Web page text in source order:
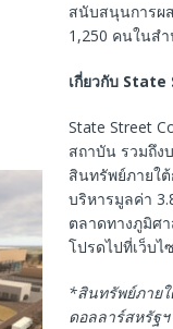
สนับสนุนการผ
1,250 คนในส
เกี่ยวกับState
State Street
สถาบัน รวมถึง
สินทรัพย์ภายใ
บริหารมูลค่า
ตลาดทางภูมิศ
โปรดไปที่เว็บไ
*สินทรัพย์ภาย
ดอลลาร์สหรัฐฯ